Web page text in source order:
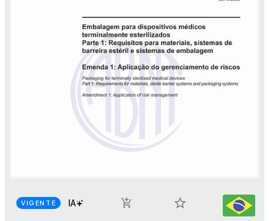
VIGENTE add_shopping_cart
star_border